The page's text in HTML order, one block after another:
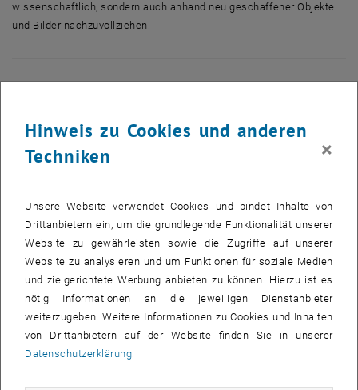
wissenschaftlich, sondern auch anhand neu geschaffener Objekte
und Bilder nachzuvollziehen.
Bild
Hinweis zu Cookies und anderen
Techniken
×
Unsere Website verwendet Cookies und bindet Inhalte von
Drittanbietern ein, um die grundlegende Funktionalität unserer
Website zu gewährleisten sowie die Zugriffe auf unserer
Website zu analysieren und um Funktionen für soziale Medien
und zielgerichtete Werbung anbieten zu können. Hierzu ist es
nötig Informationen an die jeweiligen Dienstanbieter
weiterzugeben. Weitere Informationen zu Cookies und Inhalten
von Drittanbietern auf der Website finden Sie in unserer
Datenschutzerklärung